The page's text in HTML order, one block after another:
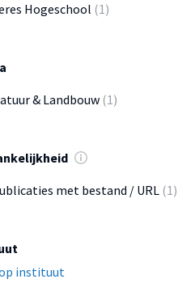
Hogeschool (1)
& Landbouw (1)
met bestand / URL (1)
instituut